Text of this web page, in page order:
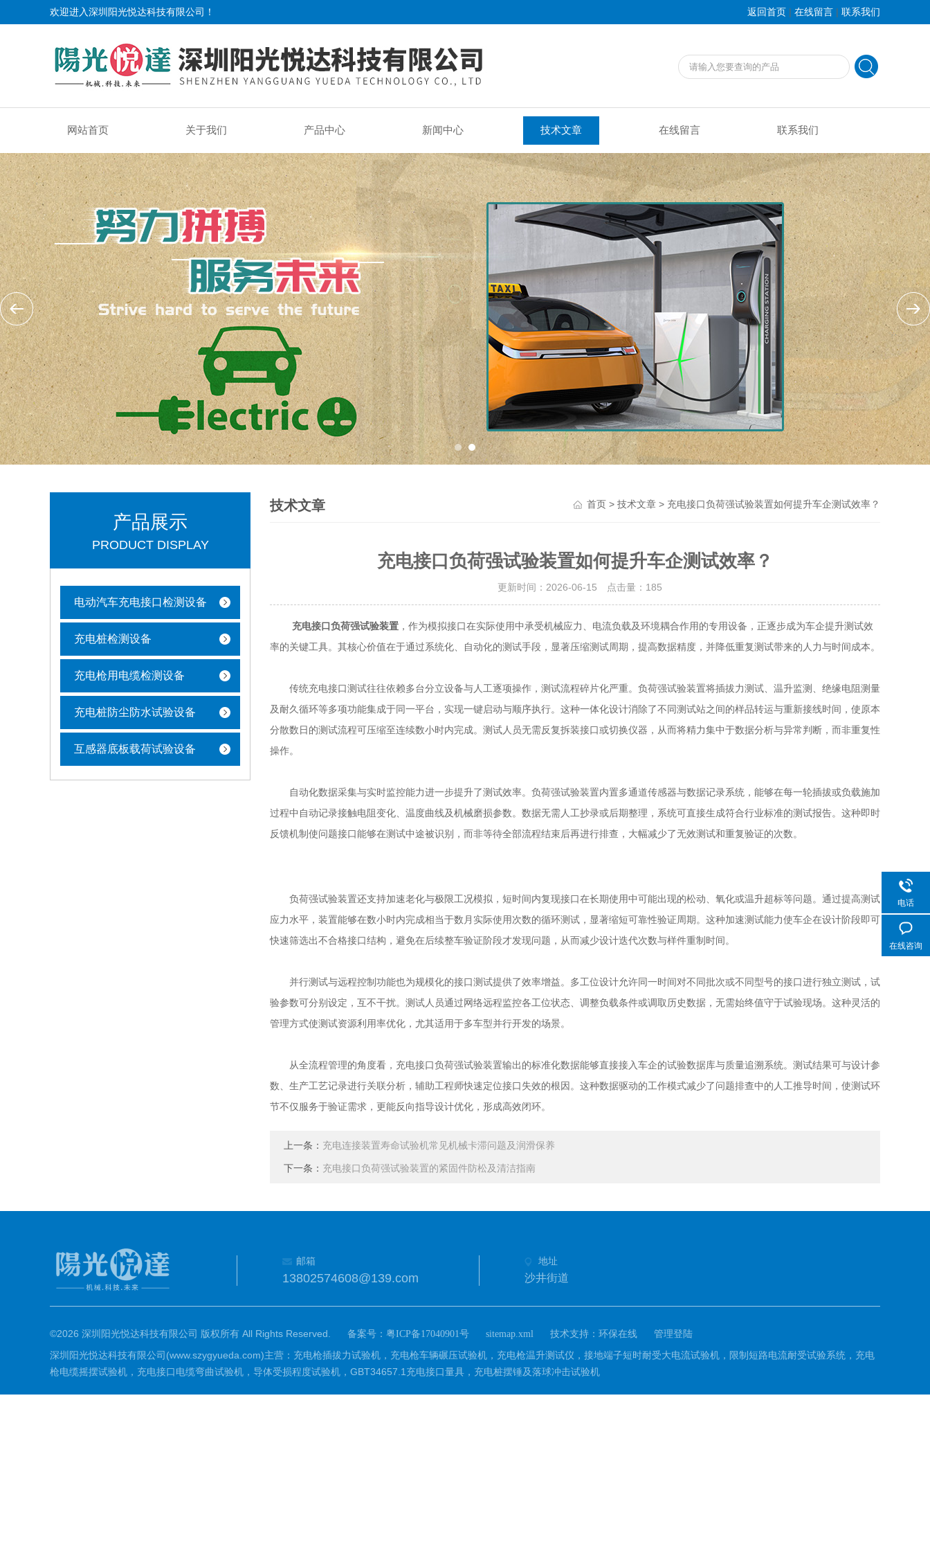
欢迎进入深圳阳光悦达科技有限公司！ 返回首页 | 在线留言 | 联系我们
网站首页 关于我们 产品中心 新闻中心 技术文章 在线留言 联系我们
产品展示
PRODUCT DISPLAY
电动汽车充电接口检测设备
充电桩检测设备
充电枪用电缆检测设备
充电桩防尘防水试验设备
互感器底板载荷试验设备
技术文章 首页 > 技术文章 > 充电接口负荷强试验装置如何提升车企测试效率？
充电接口负荷强试验装置如何提升车企测试效率？
更新时间：2026-06-15 点击量： 185
充电接口负荷强试验装置 ，作为模拟接口在实际使用中承受机械应力、电流负载及环境耦合作用的专用设备，正逐步成为车企提升测试效
率的关键工具。其核心价值在于通过系统化、自动化的测试手段，显著压缩测试周期，提高数据精度，并降低重复测试带来的人力与时间成本。
传统充电接口测试往往依赖多台分立设备与人工逐项操作，测试流程碎片化严重。负荷强试验装置将插拔力测试、温升监测、绝缘电阻测量
及耐久循环等多项功能集成于同一平台，实现一键启动与顺序执行。这种一体化设计消除了不同测试站之间的样品转运与重新接线时间，使原本
分散数日的测试流程可压缩至连续数小时内完成。测试人员无需反复拆装接口或切换仪器，从而将精力集中于数据分析与异常判断，而非重复性
操作。
自动化数据采集与实时监控能力进一步提升了测试效率。负荷强试验装置内置多通道传感器与数据记录系统，能够在每一轮插拔或负载施加
过程中自动记录接触电阻变化、温度曲线及机械磨损参数。数据无需人工抄录或后期整理，系统可直接生成符合行业标准的测试报告。这种即时
反馈机制使问题接口能够在测试中途被识别，而非等待全部流程结束后再进行排查，大幅减少了无效测试和重复验证的次数。
负荷强试验装置还支持加速老化与极限工况模拟，短时间内复现接口在长期使用中可能出现的松动、氧化或温升超标等问题。通过提高测试
应力水平，装置能够在数小时内完成相当于数月实际使用次数的循环测试，显著缩短可靠性验证周期。这种加速测试能力使车企在设计阶段即可
快速筛选出不合格接口结构，避免在后续整车验证阶段才发现问题，从而减少设计迭代次数与样件重制时间。
并行测试与远程控制功能也为规模化的接口测试提供了效率增益。多工位设计允许同一时间对不同批次或不同型号的接口进行独立测试，试
验参数可分别设定，互不干扰。测试人员通过网络远程监控各工位状态、调整负载条件或调取历史数据，无需始终值守于试验现场。这种灵活的
管理方式使测试资源利用率优化，尤其适用于多车型并行开发的场景。
从全流程管理的角度看，充电接口负荷强试验装置输出的标准化数据能够直接接入车企的试验数据库与质量追溯系统。测试结果可与设计参
数、生产工艺记录进行关联分析，辅助工程师快速定位接口失效的根因。这种数据驱动的工作模式减少了问题排查中的人工推导时间，使测试环
节不仅服务于验证需求，更能反向指导设计优化，形成高效闭环。
上一条： 充电连接装置寿命试验机常见机械卡滞问题及润滑保养
下一条： 充电接口负荷强试验装置的紧固件防松及清洁指南
邮箱
13802574608@139.com
地址
沙井街道
©2026 深圳阳光悦达科技有限公司 版权所有 All Rights Reserved. 备案号： 粤ICP备17040901号 sitemap.xml 技术支持： 环保在线 管理登陆
深圳阳光悦达科技有限公司(www.szygyueda.com)主营：充电枪插拔力试验机，充电枪车辆碾压试验机，充电枪温升测试仪，接地端子短时耐受大电流试验机，限制短路电流耐受试验系统，充电
枪电缆摇摆试验机，充电接口电缆弯曲试验机，导体受损程度试验机，GBT34657.1充电接口量具，充电桩摆锤及落球冲击试验机
电话
在线咨询